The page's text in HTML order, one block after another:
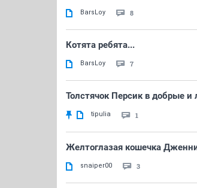
BarsLoy 8
Котята ребята...
BarsLoy 7
Толстячок Персик в добрые
tipulia 1
Желтоглазая кошечка
snaiper00 3